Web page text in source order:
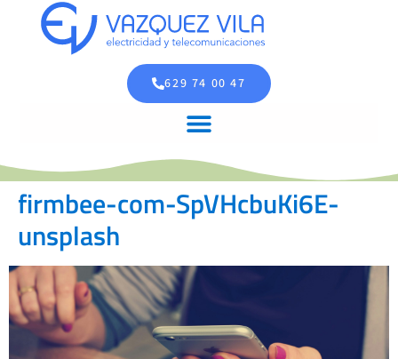
629 74 00 47
firmbee-com-SpVHcbuKi6E-
unsplash